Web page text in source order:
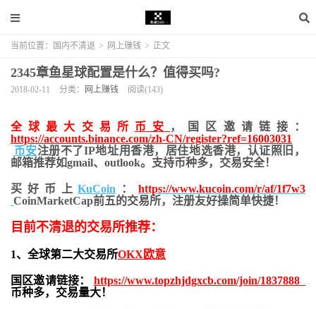
当前位置： 国内不清退 > 网上赚钱 > 正文
2345章鱼星球配置是什么？值得买吗?
2018-02-11 分类： 网上赚钱 阅读(143)
全球最大交易所 币安
，国区邀请链接：
https://accounts.binance.com/zh-CN/register?ref=16003031
币安注册不了IP地址用香港，居住地选香港，认证照旧，
邮箱推荐如gmail、outlook。支持币种多，交易安全！
买好币上KuCoin ：https://www.kucoin.com/r/af/1f7w3
CoinMarketCap前五的交易所，注册友好操简单快捷！
目前不清退的交易所推荐：
1、全球第二大交易所OKX欧意
国区邀请链接： https://www.topzhjdgxcb.com/join/1837888
币种多，交易量大！